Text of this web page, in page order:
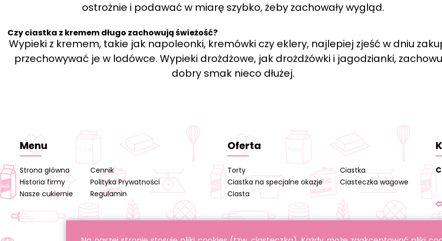
ostrożnie i podawać w miarę szybko, żeby zachowały wygląd.
Czy ciastka z kremem długo zachowują świeżość?
Wypieki z kremem, takie jak napoleonki, kremówki czy eklery, najlepiej zjeść w dniu
przechowywać je w lodówce. Wypieki drożdżowe, jak drożdżówki i jagodzianki,
dobry smak nieco dłużej.
Menu
Strona główna
Historia firmy
Nasze cukiernie
Cennik
Polityka Prywatności
Regulamin
Oferta
Torty
Ciastka na specjalne okazje
Ciasta
Ciastka
Ciasteczka wagowe